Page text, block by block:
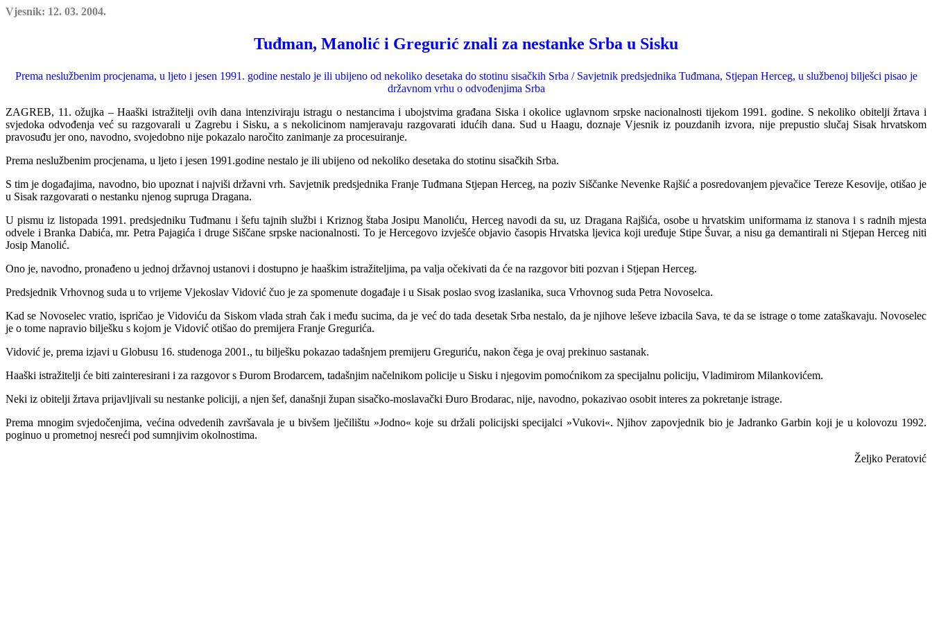
Vjesnik: 12. 03. 2004.
Tuđman, Manolić i Gregurić znali za nestanke Srba u Sisku
Prema neslužbenim procjenama, u ljeto i jesen 1991. godine nestalo je ili ubijeno od nekoliko desetaka do stotinu sisačkih Srba / Savjetnik predsjednika Tuđmana, Stjepan Herceg, u službenoj bilješci pisao je
državnom vrhu o odvođenjima Srba
ZAGREB, 11. ožujka – Haaški istražitelji ovih dana intenziviraju istragu o nestancima i ubojstvima građana Siska i okolice uglavnom srpske nacionalnosti tijekom 1991. godine. S nekoliko obitelji žrtava i
svjedoka odvođenja već su razgovarali u Zagrebu i Sisku, a s nekolicinom namjeravaju razgovarati idućih dana. Sud u Haagu, doznaje Vjesnik iz pouzdanih izvora, nije prepustio slučaj Sisak hrvatskom
pravosuđu jer ono, navodno, svojedobno nije pokazalo naročito zanimanje za procesuiranje.
Prema neslužbenim procjenama, u ljeto i jesen 1991.godine nestalo je ili ubijeno od nekoliko desetaka do stotinu sisačkih Srba.
S tim je događajima, navodno, bio upoznat i najviši državni vrh. Savjetnik predsjednika Franje Tuđmana Stjepan Herceg, na poziv Siščanke Nevenke Rajšić a posredovanjem pjevačice Tereze Kesovije, otišao je
u Sisak razgovarati o nestanku njenog supruga Dragana.
U pismu iz listopada 1991. predsjedniku Tuđmanu i šefu tajnih službi i Kriznog štaba Josipu Manoliću, Herceg navodi da su, uz Dragana Rajšića, osobe u hrvatskim uniformama iz stanova i s radnih mjesta
odvele i Branka Dabića, mr. Petra Pajagića i druge Siščane srpske nacionalnosti. To je Hercegovo izvješće objavio časopis Hrvatska ljevica koji uređuje Stipe Šuvar, a nisu ga demantirali ni Stjepan Herceg niti
Josip Manolić.
Ono je, navodno, pronađeno u jednoj državnoj ustanovi i dostupno je haaškim istražiteljima, pa valja očekivati da će na razgovor biti pozvan i Stjepan Herceg.
Predsjednik Vrhovnog suda u to vrijeme Vjekoslav Vidović čuo je za spomenute događaje i u Sisak poslao svog izaslanika, suca Vrhovnog suda Petra Novoselca.
Kad se Novoselec vratio, ispričao je Vidoviću da Siskom vlada strah čak i među sucima, da je već do tada desetak Srba nestalo, da je njihove leševe izbacila Sava, te da se istrage o tome zataškavaju. Novoselec
je o tome napravio bilješku s kojom je Vidović otišao do premijera Franje Gregurića.
Vidović je, prema izjavi u Globusu 16. studenoga 2001., tu bilješku pokazao tadašnjem premijeru Greguriću, nakon čega je ovaj prekinuo sastanak.
Haaški istražitelji će biti zainteresirani i za razgovor s Đurom Brodarcem, tadašnjim načelnikom policije u Sisku i njegovim pomoćnikom za specijalnu policiju, Vladimirom Milankovićem.
Neki iz obitelji žrtava prijavljivali su nestanke policiji, a njen šef, današnji župan sisačko-moslavački Đuro Brodarac, nije, navodno, pokazivao osobit interes za pokretanje istrage.
Prema mnogim svjedočenjima, većina odvedenih završavala je u bivšem lječilištu »Jodno« koje su držali policijski specijalci »Vukovi«. Njihov zapovjednik bio je Jadranko Garbin koji je u kolovozu 1992.
poginuo u prometnoj nesreći pod sumnjivim okolnostima.
Željko Peratović